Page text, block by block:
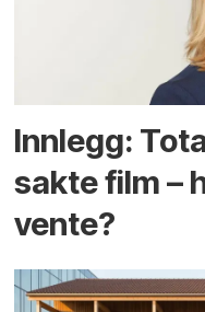
Innlegg:
sakte film –
vente?